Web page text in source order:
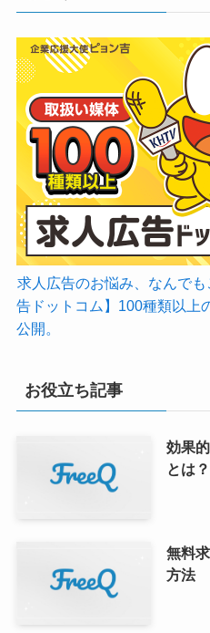
求人広告のお悩み、なんで
告ドットコム】100種類以上
公開。
お役立ち記事
効果
とは？
無料
方法